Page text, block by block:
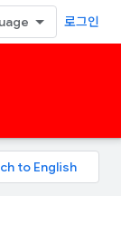
로그인